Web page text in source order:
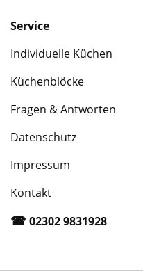
Service
Individuelle Küchen
Küchenblöcke
Fragen & Antworten
Datenschutz
Impressum
Kontakt
☎︎ 02302 9831928